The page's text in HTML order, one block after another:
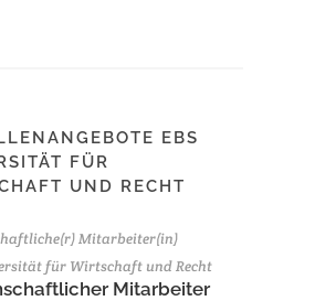
EBS
FÜR
UND RECHT
Mitarbeiter(in)
für Wirtschaft und Recht
Mitarbeiter